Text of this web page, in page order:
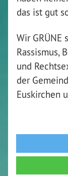
das ist gut
Wir GRÜNE
Rassismus,
und
der
Euskirchen